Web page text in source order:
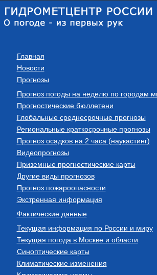
Главная
Новости
Прогнозы
Прогноз погоды на неделю по городам
Прогностические бюллетени
Глобальные среднесрочные прогнозы
Региональные краткосрочные прогнозы
Прогноз осадков на 2 часа (наукастинг)
Видеопрогнозы
Приземные прогностические карты
Другие виды прогнозов
Прогноз пожароопасности
Экстренная информация
Фактические данные
Текущая информация по России и миру
Текущая погода в Москве и области
Синоптические карты
Климатические изменения